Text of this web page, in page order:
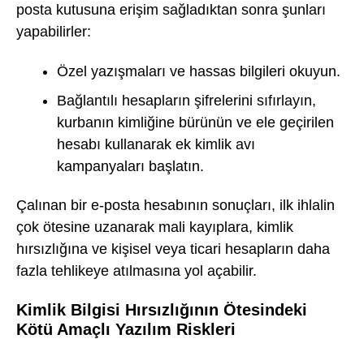
posta kutusuna erişim sağladıktan sonra şunları
yapabilirler:
Özel yazışmaları ve hassas bilgileri okuyun.
Bağlantılı hesapların şifrelerini sıfırlayın,
kurbanın kimliğine bürünün ve ele geçirilen
hesabı kullanarak ek kimlik avı
kampanyaları başlatın.
Çalınan bir e-posta hesabının sonuçları, ilk ihlalin
çok ötesine uzanarak mali kayıplara, kimlik
hırsızlığına ve kişisel veya ticari hesapların daha
fazla tehlikeye atılmasına yol açabilir.
Kimlik Bilgisi Hırsızlığının Ötesindeki
Kötü Amaçlı Yazılım Riskleri